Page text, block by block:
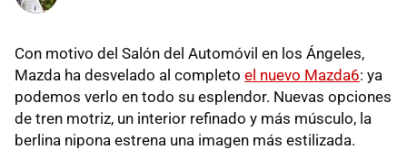
Con motivo del Salón del Automóvil en los Ángeles,
Mazda ha desvelado al completo el nuevo Mazda6: ya
podemos verlo en todo su esplendor. Nuevas opciones
de tren motriz, un interior refinado y más músculo, la
berlina nipona estrena una imagen más estilizada.